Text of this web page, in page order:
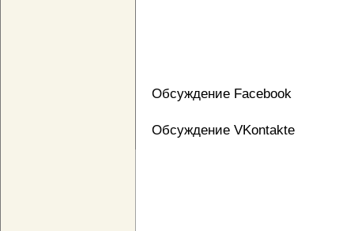
Обсуждение Facebook
Обсуждение VKontakte